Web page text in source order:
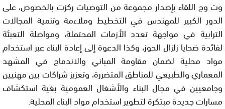
وت وج اللقاء بإصدار مجموعة من التوصيات ركزت بالخصوص، على
الدور الكبير للمهندس في التخطيط وملاءمة وتنمية المجالات
الترابية في مواجهة تعدد الأزمات المحتملة، ومواصلة التعبئة
لفائدة ضحايا زلزال الحوز، وكذا الدعوة إلى إعادة البناء عبر استخدام
مواد محلية لضمان مقاومة المباني والاندماج في المشهد
المعماري والطبيعي للمناطق المتضررة، وتعزيز شراكات بين مهنيين
وجامعيين في مجال البناء والأشغال العمومية بغية استكشاف
مسارات جديدة مبتكرة لتطوير استخدام مواد البناء المحلية.